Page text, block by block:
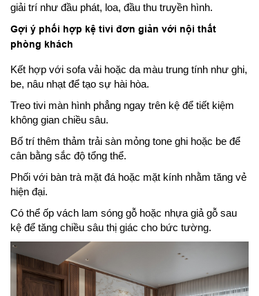
giải trí như đầu phát, loa, đầu thu truyền hình.
Gợi ý phối hợp kệ tivi đơn giản với nội thất
phòng khách
Kết hợp với sofa vải hoặc da màu trung tính như ghi,
be, nâu nhạt để tạo sự hài hòa.
Treo tivi màn hình phẳng ngay trên kệ để tiết kiệm
không gian chiều sâu.
Bố trí thêm thảm trải sàn mỏng tone ghi hoặc be để
cân bằng sắc độ tổng thể.
Phối với bàn trà mặt đá hoặc mặt kính nhằm tăng vẻ
hiện đại.
Có thể ốp vách lam sóng gỗ hoặc nhựa giả gỗ sau
kệ để tăng chiều sâu thị giác cho bức tường.